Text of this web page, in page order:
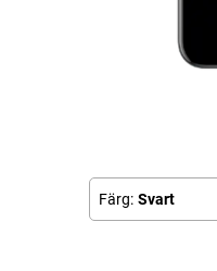
Färg: Svart